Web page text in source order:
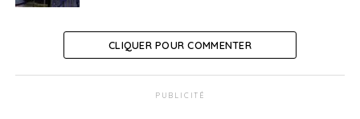
SUJETS ASSOCIÉS:
M. et Mme Macron en visite au Royaume de
Belgique
CLIQUER POUR COMMENTER
PUBLICITÉ